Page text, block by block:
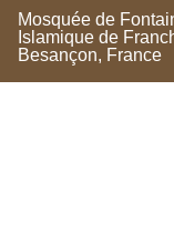
Mosquée de
Islamique de
Besançon, France